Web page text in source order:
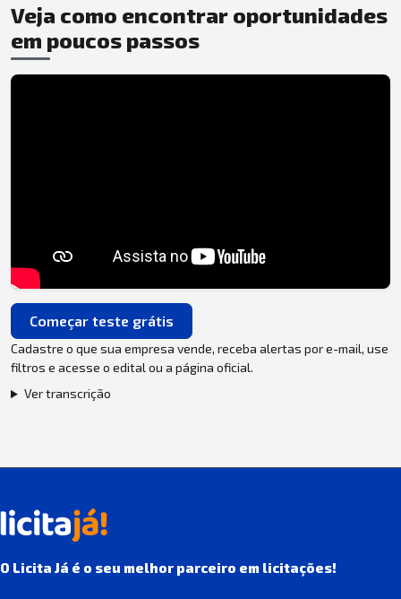
Veja como encontrar oportunidades
em poucos passos
Começar teste grátis
Cadastre o que sua empresa vende, receba alertas por e-mail, use
filtros e acesse o edital ou a página oficial.
Ver transcrição
O Licita Já é o seu melhor parceiro em licitações!